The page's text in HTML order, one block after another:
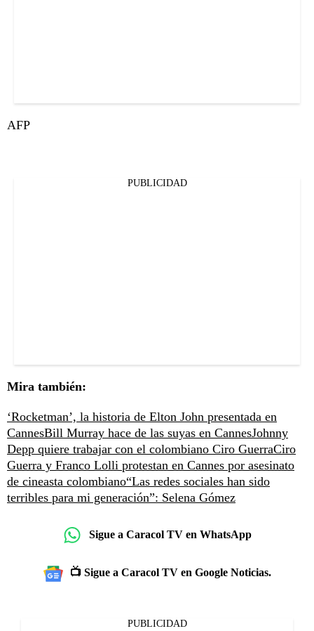
AFP
PUBLICIDAD
Mira también:
‘Rocketman’, la historia de Elton John presentada en
CannesBill Murray hace de las suyas en CannesJohnny
Depp quiere trabajar con el colombiano Ciro GuerraCiro
Guerra y Franco Lolli protestan en Cannes por asesinato
de cineasta colombiano“Las redes sociales han sido
terribles para mi generación”: Selena Gómez
Sigue a Caracol TV en WhatsApp
📺 Sigue a Caracol TV en Google Noticias.
PUBLICIDAD